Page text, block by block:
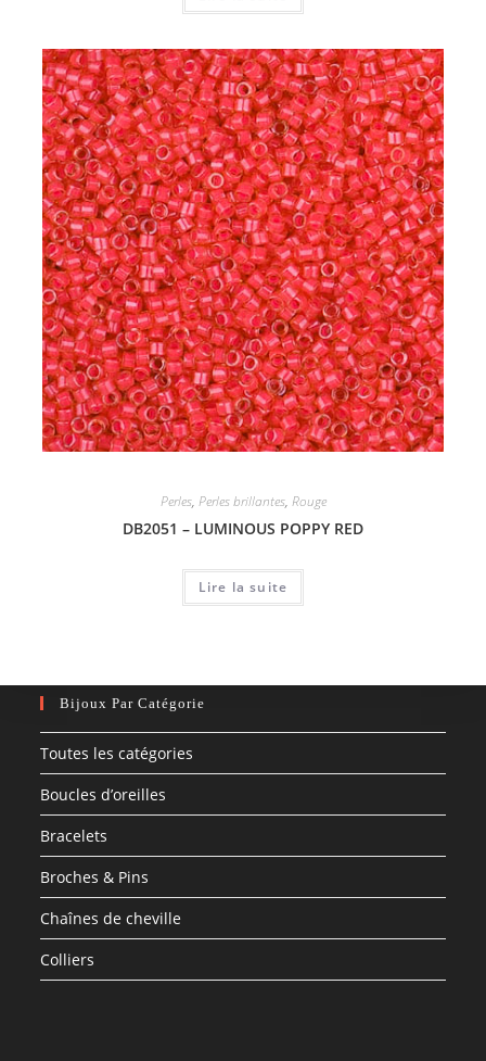
Perles, Perles brillantes, Rouge
DB2051 – LUMINOUS POPPY RED
Lire la suite
Bijoux Par Catégorie
Toutes les catégories
Boucles d’oreilles
Bracelets
Broches & Pins
Chaînes de cheville
Colliers